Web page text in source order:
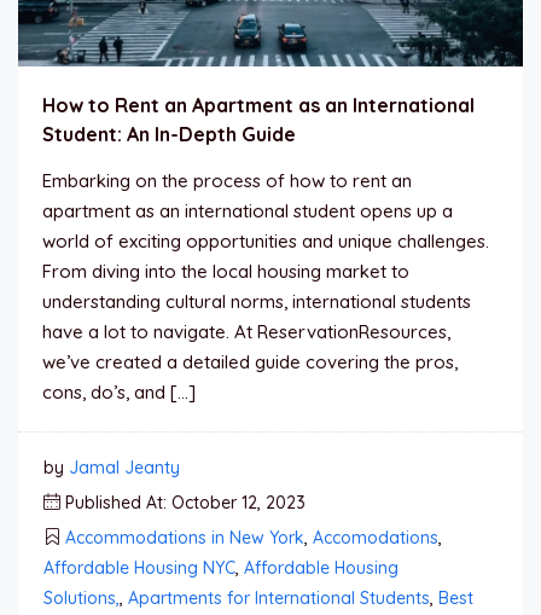
How to Rent an Apartment as an International
Student: An In-Depth Guide
Embarking on the process of how to rent an
apartment as an international student opens up a
world of exciting opportunities and unique challenges.
From diving into the local housing market to
understanding cultural norms, international students
have a lot to navigate. At ReservationResources,
we’ve created a detailed guide covering the pros,
cons, do’s, and […]
by Jamal Jeanty
Published At: October 12, 2023
Accommodations in New York, Accomodations,
Affordable Housing NYC, Affordable Housing
Solutions,, Apartments for International Students, Best